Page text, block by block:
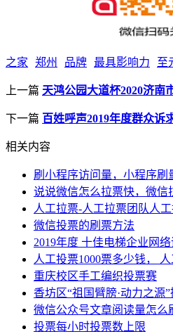
之家 郑州 品牌 最具影响力 至
上一篇 天鸿公园大道杯2020济南
下一篇 百姓呼声2019年度群众诉
相关内容
刷小程序访问量，小程序刷
说说微信怎么拉票快，微信
人工拉票-人工拉票团队人工
微信投票的刷票方法
2019年度 十佳电梯企业网
人工投票1000票多少钱，
重庆校区手工编织投票赛
香坊区“祖国臂膀·动力之源
微信公众号文章阅读量怎么
投票每小时投票数上限